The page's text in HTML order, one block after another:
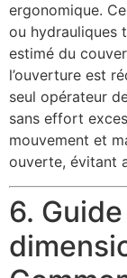
ergonomique.
ou hydrauliques
estimé du
l’ouverture est
seul opérateur
sans effort
mouvement et
ouverte, évitant
6.